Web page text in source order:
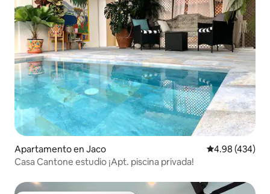
Apartamento en Jaco Calificación
4.98 (434)
Casa Cantone estudio ¡Apt. piscina privada!